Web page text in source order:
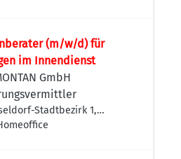
(m/w/d) für
im Innendienst
GmbH
Stadtbezirk 1,